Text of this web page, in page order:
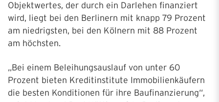
Objektwertes, der durch ein Darlehen finanziert
wird, liegt bei den Berlinern mit knapp 79 Prozent
am niedrigsten, bei den Kölnern mit 88 Prozent
am höchsten.
„Bei einem Beleihungsauslauf von unter 60
Prozent bieten Kreditinstitute Immobilienkäufern
die besten Konditionen für ihre Baufinanzierung“,